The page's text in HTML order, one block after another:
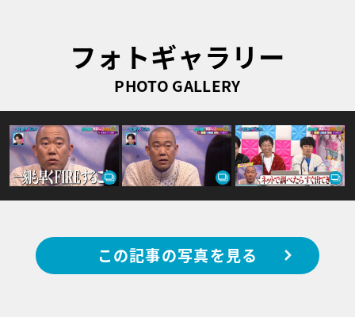
フォトギャラリー
PHOTO GALLERY
この記事の写真を見る